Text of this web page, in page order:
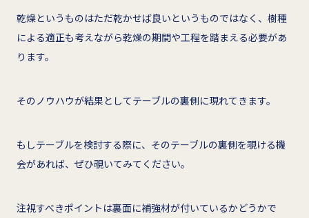
乾燥というものはただ乾かせば良いというものではなく、樹種
による適正も考えながら乾燥の期間や工程を踏まえる必要があ
ります。
そのノウハウが結果としてテーブルの裏側に現れてきます。
もしテーブルを検討する際に、そのテーブルの裏側を覗ける機
会があれば、ぜひ覗いてみてください。
注視すべきポイントは裏面に補強材が付いているかどうかで